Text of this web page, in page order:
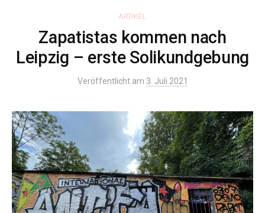
ARTIKEL
Zapatistas kommen nach
Leipzig – erste Solikundgebung
Veröffentlicht am 3. Juli 2021